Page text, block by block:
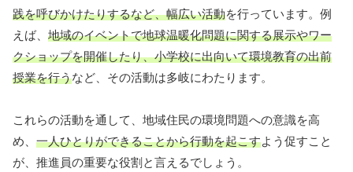
践を呼びかけたりするなど、幅広い活動を行っています。例
えば、 地域のイベントで地球温暖化問題に関する展示やワー
クショップを開催したり、小学校に出向いて環境教育の出前
授業を行うなど、その活動は多岐にわたります。
これらの活動を通して、地域住民の環境問題への意識を高
め、 一人ひとりができることから行動を起こすよう促すこと
が、推進員の重要な役割と言えるでしょう。